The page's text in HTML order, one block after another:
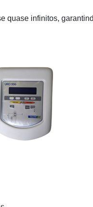
quase infinitos,